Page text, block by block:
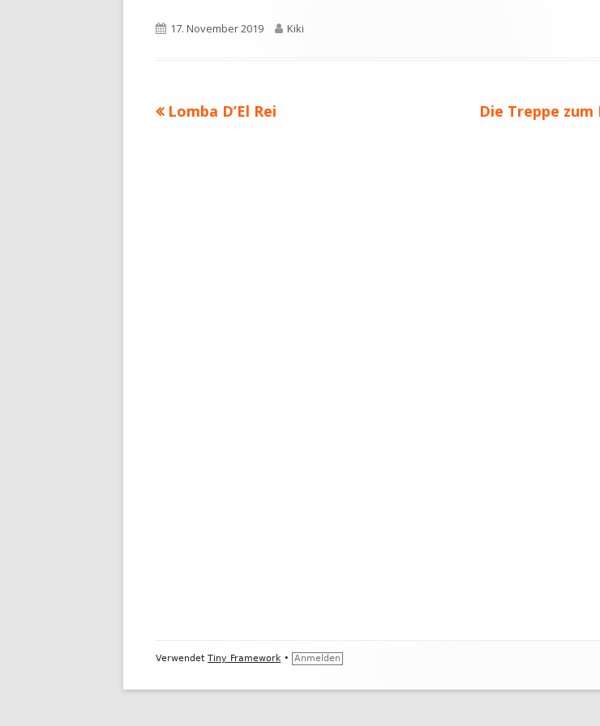
Veröffentlicht
17. November 2019 Autor
Kiki
Beitragsnavigation
Vorheriger
Lomba D’El Rei
Nächster
Die Treppe
Footer
Verwendet Tiny Framework • Anmelden